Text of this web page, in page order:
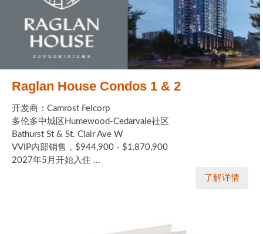
Raglan House Condos 1 & 2
开发商：Camrost Felcorp
多伦多中城区Humewood-Cedarvale社区
Bathurst St & St. Clair Ave W
VVIP内部销售，$944,900 - $1,870,900
2027年5月开始入住 ...
了解详情